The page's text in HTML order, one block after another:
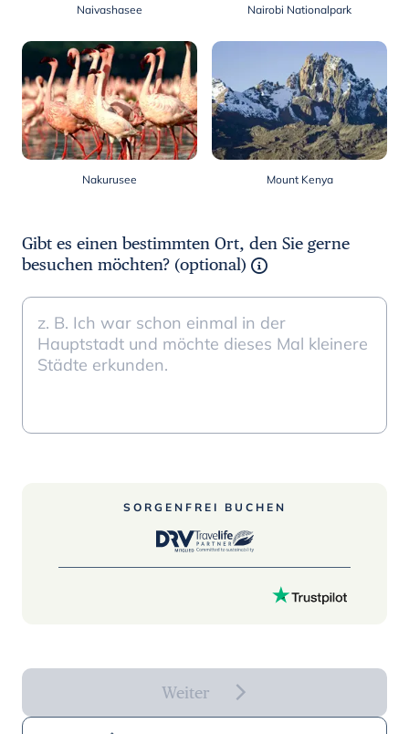
Naivashasee Nairobi Nationalpark
Nakurusee Mount Kenya
Gibt es einen bestimmten Ort, den Sie gerne
besuchen möchten? (optional)
SORGENFREI BUCHEN
Weiter